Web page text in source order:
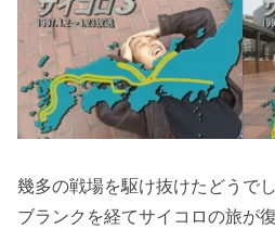
幾多の戦場を駆け抜けたどうで
ブランクを経てサイコロの旅が復